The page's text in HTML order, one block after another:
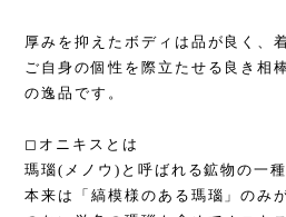
厚みを抑えたボディは品が良く、
ご自身の個性を際立たせる良き相
の逸品です。
◻︎オニキスとは
瑪瑙(メノウ)と呼ばれる鉱物の一種
本来は「縞模様のある瑪瑙」のみ